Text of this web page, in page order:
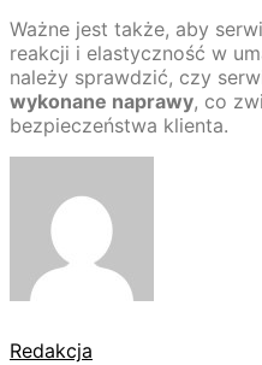
Ważne jest także, aby
reakcji i elastyczność w
należy sprawdzić, czy
wykonane naprawy, co
bezpieczeństwa klienta.
Redakcja